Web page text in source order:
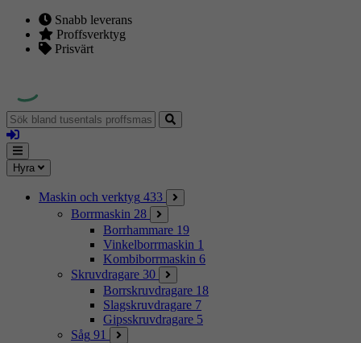
Snabb leverans
Proffsverktyg
Prisvärt
Sök
bland
tusentals
proffsmaskiner
Logga
in
Mina
sidor
Meny
Hyra
Maskin och verktyg 433
Borrmaskin 28
Borrhammare 19
Vinkelborrmaskin 1
Kombiborrmaskin 6
Skruvdragare 30
Borrskruvdragare 18
Slagskruvdragare 7
Gipsskruvdragare 5
Såg 91